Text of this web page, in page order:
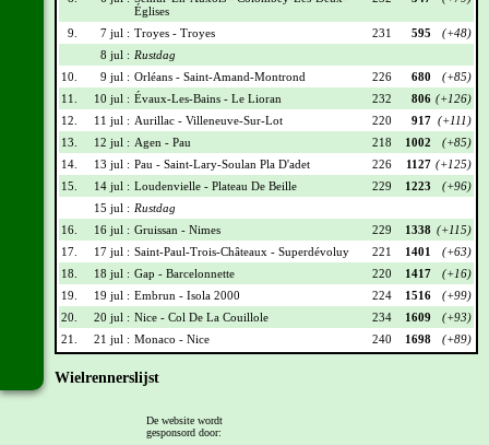
Églises
9. 7 jul : Troyes - Troyes 231 595
(+48)
8 jul : Rustdag
10.
9 jul : Orléans - Saint-Amand-Montrond 226 680
(+85)
11.
10 jul : Évaux-Les-Bains - Le Lioran 232 806 (+126)
12.
11 jul : Aurillac - Villeneuve-Sur-Lot 220 917 (+111)
13.
12 jul : Agen - Pau 218 1002
(+85)
14.
13 jul : Pau - Saint-Lary-Soulan Pla D'adet 226 1127 (+125)
15.
14 jul : Loudenvielle - Plateau De Beille 229 1223
(+96)
15 jul : Rustdag
16.
16 jul : Gruissan - Nimes 229 1338 (+115)
17.
17 jul : Saint-Paul-Trois-Châteaux - Superdévoluy 221 1401
(+63)
18.
18 jul : Gap - Barcelonnette 220 1417
(+16)
19.
19 jul : Embrun - Isola 2000 224 1516
(+99)
20.
20 jul : Nice - Col De La Couillole 234 1609
(+93)
21.
21 jul : Monaco - Nice 240 1698 (+89)
Wielrennerslijst
Wout Van Aert
De website wordt
gesponsord door: